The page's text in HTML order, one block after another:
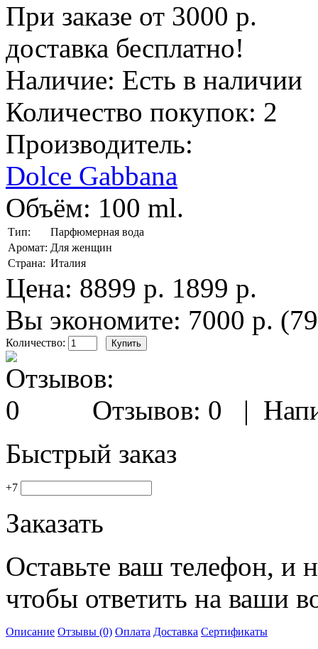
При заказе от 3000 р.
доставка бесплатно!
Наличие: Есть в наличии
Количество покупок: 2
Производитель:
Dolce Gabbana
Объём: 100 ml.
Тип:
Парфюмерная вода
Аромат: Для женщин
Страна: Италия
Цена: 8899 р. 1899 р.
Вы экономите: 7000 р.
Количество:
Отзывов: 0 |
Быстрый заказ
+7
Заказать
Оставьте ваш телефон, и
чтобы ответить на ваши
Описание Отзывы (0) Оплата Доставка Сертификаты